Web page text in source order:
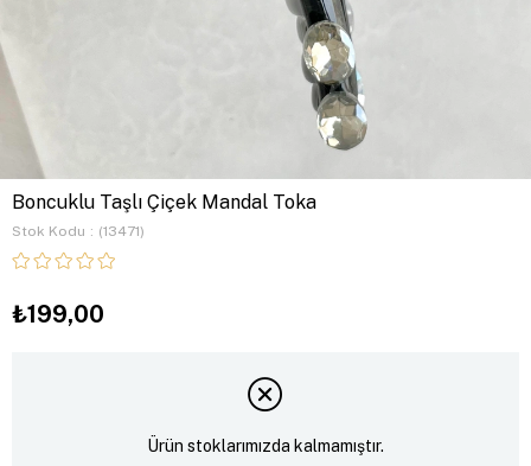
Boncuklu Taşlı Çiçek Mandal Toka
Stok Kodu (13471)
₺199,00
Ürün stoklarımızda kalmamıştır.